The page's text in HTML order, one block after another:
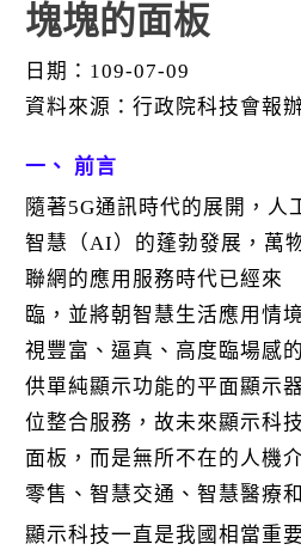
塊塊的面板
日期：109-07-09
資料來源：行政院科技會報
一、 前言
隨著5G通訊時代的展開，人
智慧（AI）的蓬勃發展，萬
聯網的應用服務時代已經來
臨，並將朝智慧生活應用情
視豐富、逼真、高度臨場感
供單純顯示功能的平面顯示
位整合服務，故未來顯示科
面板，而是無所不在的人機
零售、智慧交通、智慧醫療
顯示科技一直是我國相當重